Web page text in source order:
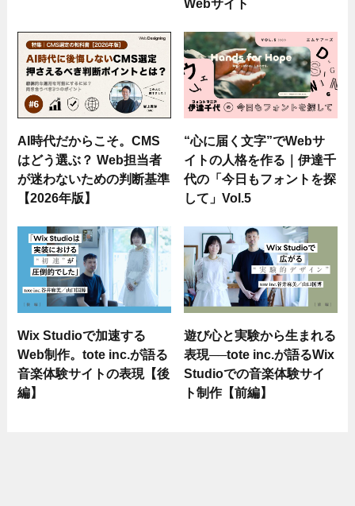
Webサイト
AI時代だからこそ。CMS
はどう選ぶ？ Web担当者
が迷わないための判断基準
【2026年版】
“心に届く文字”でWebサ
イトの人格を作る｜伊達千
代の「今日もフォントを探
して」Vol.5
Wix Studioで加速する
Web制作。tote inc.が語る
音楽体験サイトの表現【後
編】
遊び心と実験から生まれる
表現──tote inc.が語るWix
Studioでの音楽体験サイ
ト制作【前編】